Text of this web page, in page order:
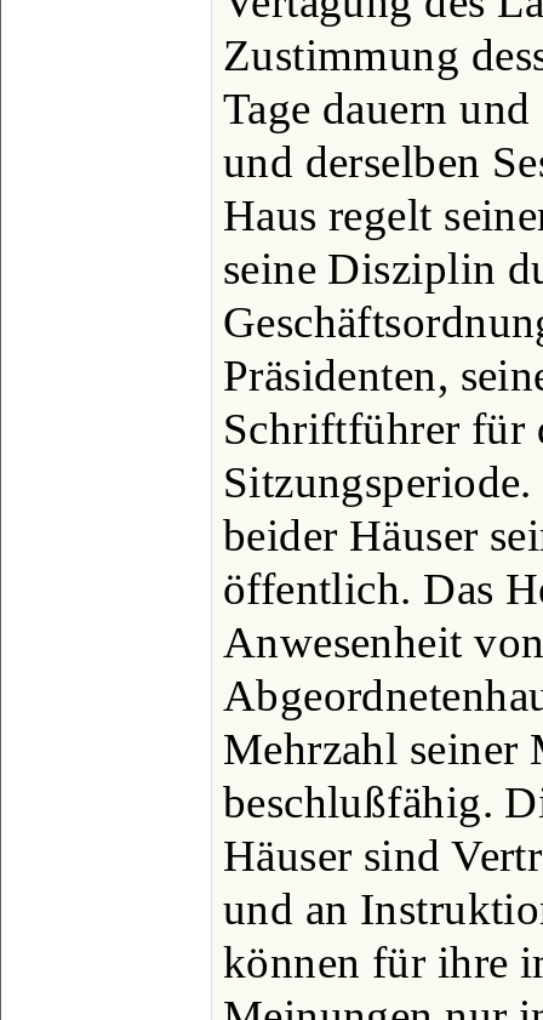
Zustimmung
Tage dauern
und derselben
Haus regelt
seine Disziplin
Präsidenten,
Schriftführer für
beider Häuser
öffentlich. Das
Anwesenheit
Mehrzahl seiner
beschlußfähig.
Häuser sind
und an
können für ihre